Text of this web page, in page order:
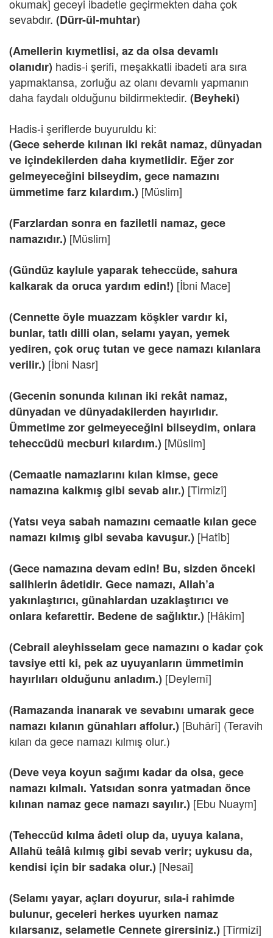
okumak] geceyi ibadetle geçirmekten daha çok
sevabdır. (Dürr-ül-muhtar)
(Amellerin kıymetlisi, az da olsa devamlı
olanıdır) hadis-i şerifi, meşakkatli ibadeti ara sıra
yapmaktansa, zorluğu az olanı devamlı yapmanın
daha faydalı olduğunu bildirmektedir. (Beyheki)
Hadis-i şeriflerde buyuruldu ki:
(Gece seherde kılınan iki rekât namaz, dünyadan
ve içindekilerden daha kıymetlidir. Eğer zor
gelmeyeceğini bilseydim, gece namazını
ümmetime farz kılardım.) [Müslim]
(Farzlardan sonra en faziletli namaz, gece
namazıdır.) [Müslim]
(Gündüz kaylule yaparak teheccüde, sahura
kalkarak da oruca yardım edin!) [İbni Mace]
(Cennette öyle muazzam köşkler vardır ki,
bunlar, tatlı dilli olan, selamı yayan, yemek
yediren, çok oruç tutan ve gece namazı kılanlara
verilir.) [İbni Nasr]
(Gecenin sonunda kılınan iki rekât namaz,
dünyadan ve dünyadakilerden hayırlıdır.
Ümmetime zor gelmeyeceğini bilseydim, onlara
teheccüdü mecburi kılardım.) [Müslim]
(Cemaatle namazlarını kılan kimse, gece
namazına kalkmış gibi sevab alır.) [Tirmizî]
(Yatsı veya sabah namazını cemaatle kılan gece
namazı kılmış gibi sevaba kavuşur.) [Hatîb]
(Gece namazına devam edin! Bu, sizden önceki
salihlerin âdetidir. Gece namazı, Allah’a
yakınlaştırıcı, günahlardan uzaklaştırıcı ve
onlara kefarettir. Bedene de sağlıktır.) [Hâkim]
(Cebrail aleyhisselam gece namazını o kadar çok
tavsiye etti ki, pek az uyuyanların ümmetimin
hayırlıları olduğunu anladım.) [Deylemî]
(Ramazanda inanarak ve sevabını umarak gece
namazı kılanın günahları affolur.) [Buhârî] (Teravih
kılan da gece namazı kılmış olur.)
(Deve veya koyun sağımı kadar da olsa, gece
namazı kılmalı. Yatsıdan sonra yatmadan önce
kılınan namaz gece namazı sayılır.) [Ebu Nuaym]
(Teheccüd kılma âdeti olup da, uyuya kalana,
Allahü teâlâ kılmış gibi sevab verir; uykusu da,
kendisi için bir sadaka olur.) [Nesai]
(Selamı yayar, açları doyurur, sıla-i rahimde
bulunur, geceleri herkes uyurken namaz
kılarsanız, selametle Cennete girersiniz.) [Tirmizi]